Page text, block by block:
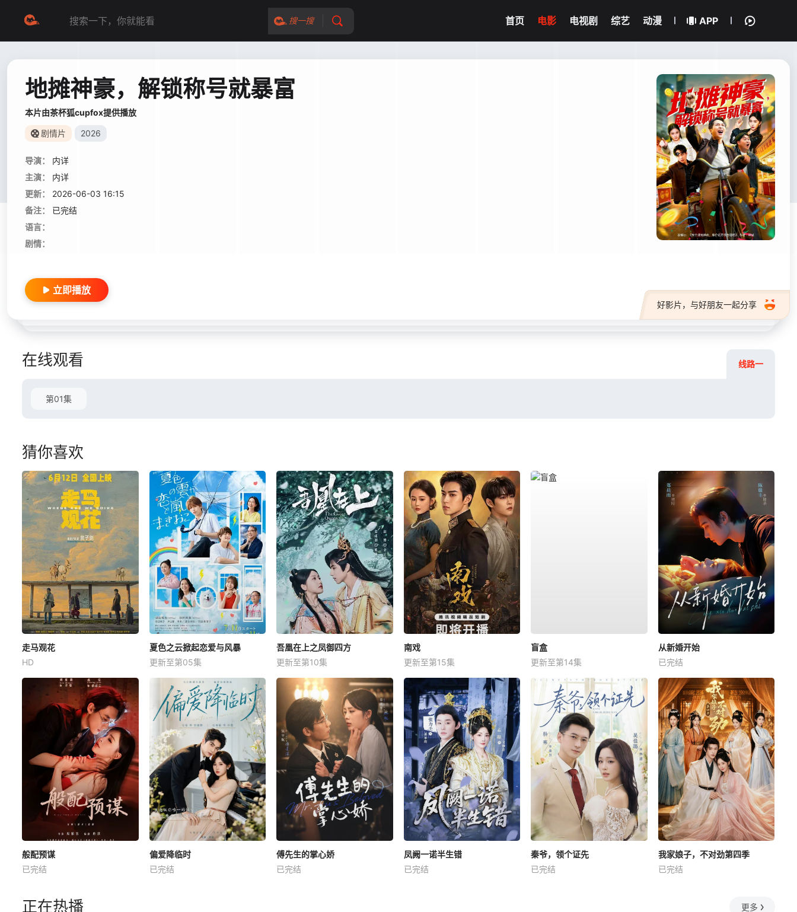
搜一搜 首页 电影 电视剧 综艺 动漫 APP
地摊神豪，解锁称号就暴富
本片由茶杯狐cupfox提供播放
剧情片 2026
导演：
内详
主演：
内详
更新：
2026-06-03 16:15
备注：
已完结
语言：
剧情：
好影片，与好朋友一起分享
立即播放
在线观看 线路一
第01集
猜你喜欢
走马观花
HD
夏色之云掀起恋爱与风暴
更新至第05集
吾凰在上之凤御四方
更新至第10集
南戏
更新至第15集
盲盒
更新至第14集
从新婚开始
已完结
般配预谋
已完结
偏爱降临时
已完结
傅先生的掌心娇
已完结
凤阙一诺半生错
已完结
秦爷，领个证先
已完结
我家娘子，不对劲第四季
已完结
正在热播 更多